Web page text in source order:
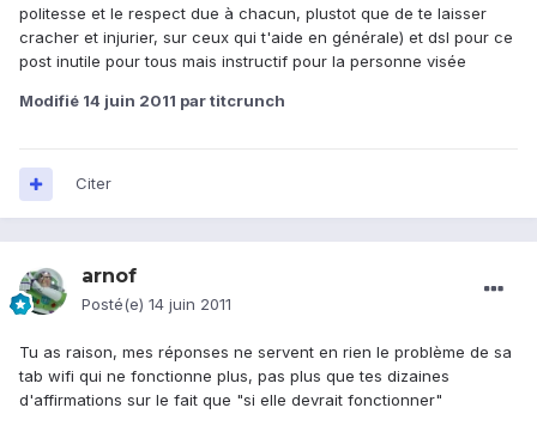
politesse et le respect due à chacun, plustot que de te laisser
cracher et injurier, sur ceux qui t'aide en générale) et dsl pour ce
post inutile pour tous mais instructif pour la personne visée
Modifié 14 juin 2011 par titcrunch
Citer
arnof
Posté(e) 14 juin 2011
Tu as raison, mes réponses ne servent en rien le problème de sa
tab wifi qui ne fonctionne plus, pas plus que tes dizaines
d'affirmations sur le fait que "si elle devrait fonctionner"